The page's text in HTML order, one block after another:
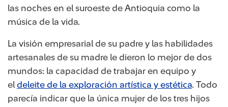
las noches en el suroeste de Antioquia como la​​
música de la vida. ​
La visión empresarial de su padre y las habilidades
artesanales de su madre le dieron lo mejor de dos
mundos: la capacidad de trabajar en equipo y
el deleite de la exploración artística y estética​. Todo
parecía indicar que la única mujer de los tres hijos